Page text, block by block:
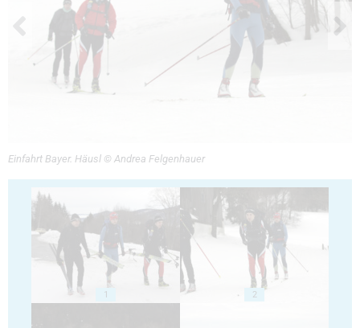
Einfahrt Bayer. Häusl © Andrea Felgenhauer
1 2